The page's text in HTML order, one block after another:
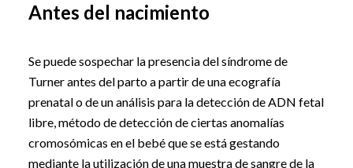
Antes del nacimiento
Se puede sospechar la presencia del síndrome de
Turner antes del parto a partir de una ecografía
prenatal o de un análisis para la detección de ADN fetal
libre, método de detección de ciertas anomalías
cromosómicas en el bebé que se está gestando
mediante la utilización de una muestra de sangre de la